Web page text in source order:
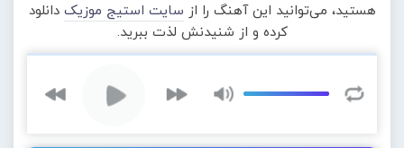
هستید، می‌توانید این آهنگ را از سایت استیج موزیک دانلود
کرده و از شنیدنش لذت ببرید.